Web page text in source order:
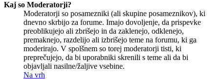
Kaj so Moderatorji?
Moderatorji so posamezniki (ali skupine posameznikov), ki
dnevno skrbijo za forume. Imajo dovoljenje, da prispevke
preoblikujejo ali zbrišejo in da zaklenejo, odklenejo,
premaknejo, razdelijo ali izbrišejo teme na forumu, ki ga
moderirajo. V spolšnem so torej moderatorji tisti, ki
preprečujejo, da bi uporabniki skrenili s teme ali da bi
objavljali nasilne/žaljive vsebine.
Na vrh